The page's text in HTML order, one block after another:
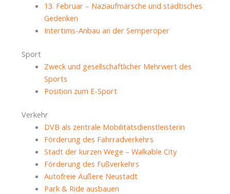
13. Februar – Naziaufmärsche und städtisches
Gedenken
Intertims-Anbau an der Semperoper
Sport
Zweck und gesellschaftlicher Mehrwert des
Sports
Position zum E-Sport
Verkehr
DVB als zentrale Mobilitätsdienstleisterin
Förderung des Fahrradverkehrs
Stadt der kurzen Wege – Walkable City
Förderung des Fußverkehrs
Autofreie Äußere Neustadt
Park & Ride ausbauen